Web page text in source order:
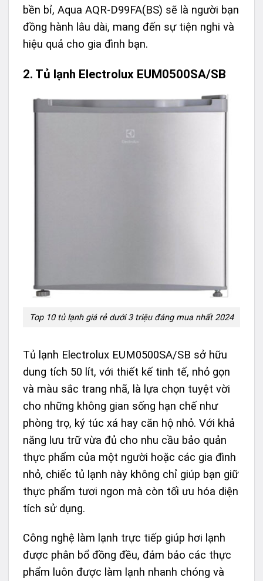
bền bỉ, Aqua AQR-D99FA(BS) sẽ là người bạn
đồng hành lâu dài, mang đến sự tiện nghi và
hiệu quả cho gia đình bạn.
2. Tủ lạnh Electrolux EUM0500SA/SB
Top 10 tủ lạnh giá rẻ dưới 3 triệu đáng mua nhất 2024
Tủ lạnh Electrolux EUM0500SA/SB sở hữu
dung tích 50 lít, với thiết kế tinh tế, nhỏ gọn
và màu sắc trang nhã, là lựa chọn tuyệt vời
cho những không gian sống hạn chế như
phòng trọ, ký túc xá hay căn hộ nhỏ. Với khả
năng lưu trữ vừa đủ cho nhu cầu bảo quản
thực phẩm của một người hoặc các gia đình
nhỏ, chiếc tủ lạnh này không chỉ giúp bạn giữ
thực phẩm tươi ngon mà còn tối ưu hóa diện
tích sử dụng.
Công nghệ làm lạnh trực tiếp giúp hơi lạnh
được phân bổ đồng đều, đảm bảo các thực
phẩm luôn được làm lạnh nhanh chóng và